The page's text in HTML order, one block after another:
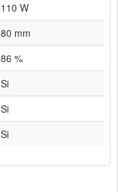
110 W
80 mm
86 %
Si
Si
Si